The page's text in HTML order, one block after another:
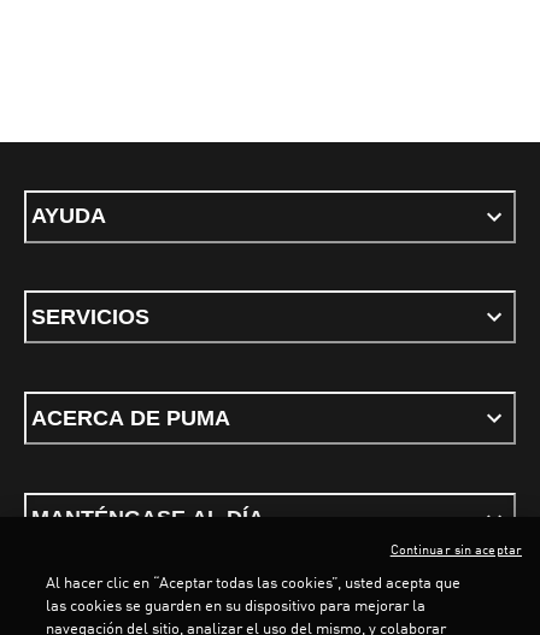
AYUDA
SERVICIOS
ACERCA DE PUMA
MANTÉNGASE AL DÍA
Al hacer clic en “Aceptar todas las cookies”, usted acepta que
las cookies se guarden en su dispositivo para mejorar la
navegación del sitio, analizar el uso del mismo, y colaborar
Continuar sin aceptar